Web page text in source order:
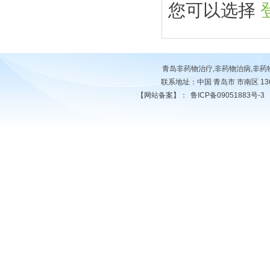
您可以选择
青岛非药物治疗,非药物治病,非
联系地址：中国 青岛市 市南区
【网站备案】：
鲁ICP备09051883号-3